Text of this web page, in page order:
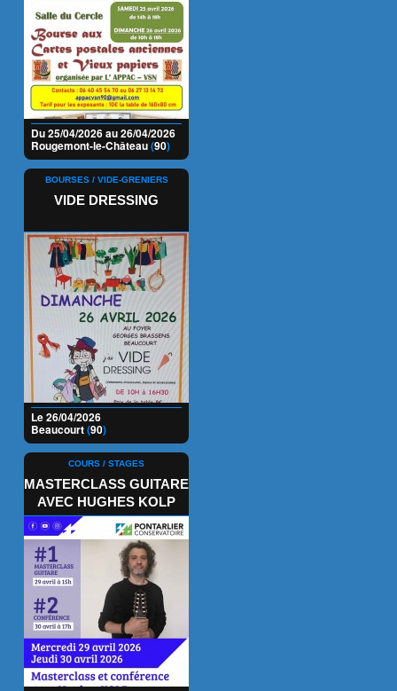
Du 25/04/2026 au 26/04/2026
Rougemont-le-Château(90)
BOURSES / VIDE-GRENIERS
VIDE DRESSING
Le 26/04/2026
Beaucourt(90)
COURS / STAGES
MASTERCLASS GUITARE
AVEC HUGHES KOLP